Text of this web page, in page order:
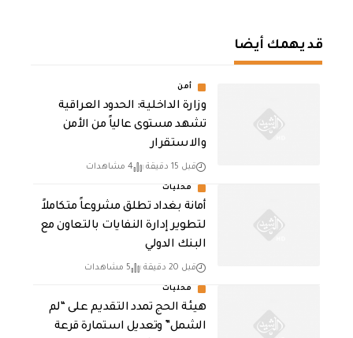
قد يهمك أيضا
أمن
وزارة الداخلية: الحدود العراقية
تشهد مستوى عالياً من الأمن
والاستقرار
قبل 15 دقيقة 4 مشاهدات
محليات
أمانة بغداد تطلق مشروعاً متكاملاً
لتطوير إدارة النفايات بالتعاون مع
البنك الدولي
قبل 20 دقيقة 5 مشاهدات
محليات
هيئة الحج تمدد التقديم على “لم
الشمل” وتعديل استمارة قرعة